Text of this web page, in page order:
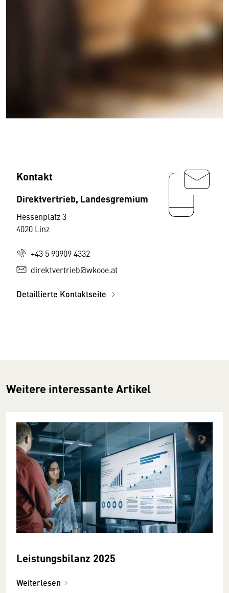
Kontakt
Direktvertrieb, Landesgremium
Hessenplatz 3
4020 Linz
+43 5 90909 4332
direktvertrieb@wkooe.at
Detaillierte Kontaktseite
Weitere interessante Artikel
Leistungsbilanz 2025
Weiterlesen